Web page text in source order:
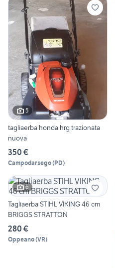
5
tagliaerba honda hrg trazionata
nuova
350 €
Campodarsego(PD)
6
Tagliaerba STIHL VIKING 46 cm
BRIGGS STRATTON
280 €
Oppeano(VR)